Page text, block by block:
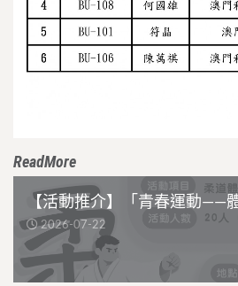
ReadMore
【活動推介】「青春運動——
2026-07-22